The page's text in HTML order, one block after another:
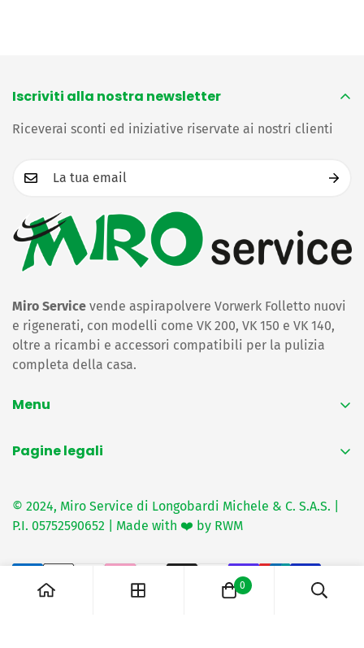
Miro Service vende aspirapolvere Vorwerk Folletto nuovi
e rigenerati, con modelli come VK 200, VK 150 e VK 140,
oltre a ricambi e accessori compatibili per la pulizia
completa della casa.
Menu
Folletto rigenerato
Sacchetti e filtri
Contattaci
Pagine legali
Termini e condizioni
Consegna e spedizioni
Resi e rimborsi
Recapiti
Iscriviti alla nostra newsletter
Riceverai sconti ed iniziative riservate ai nostri clienti
© 2024, Miro Service di Longobardi Michele & C. S.A.S. |
P.I. 05752590652 | Made with ❤️ by RWM
0
No, I'm not Yes, I am